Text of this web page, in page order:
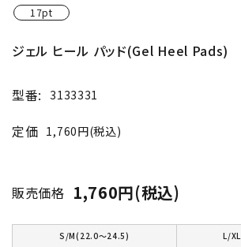
17pt
ジェル ヒール パッド(Gel Heel Pads)
型番: 3133331
定価 1,760円(税込)
販売価格 1,760円(税込)
S/M(22.0～24.5)
L/